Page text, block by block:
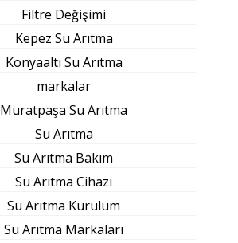
Filtre Değişimi
Kepez Su Arıtma
Konyaaltı Su Arıtma
markalar
Muratpaşa Su Arıtma
Su Arıtma
Su Arıtma Bakım
Su Arıtma Cihazı
Su Arıtma Kurulum
Su Arıtma Markaları